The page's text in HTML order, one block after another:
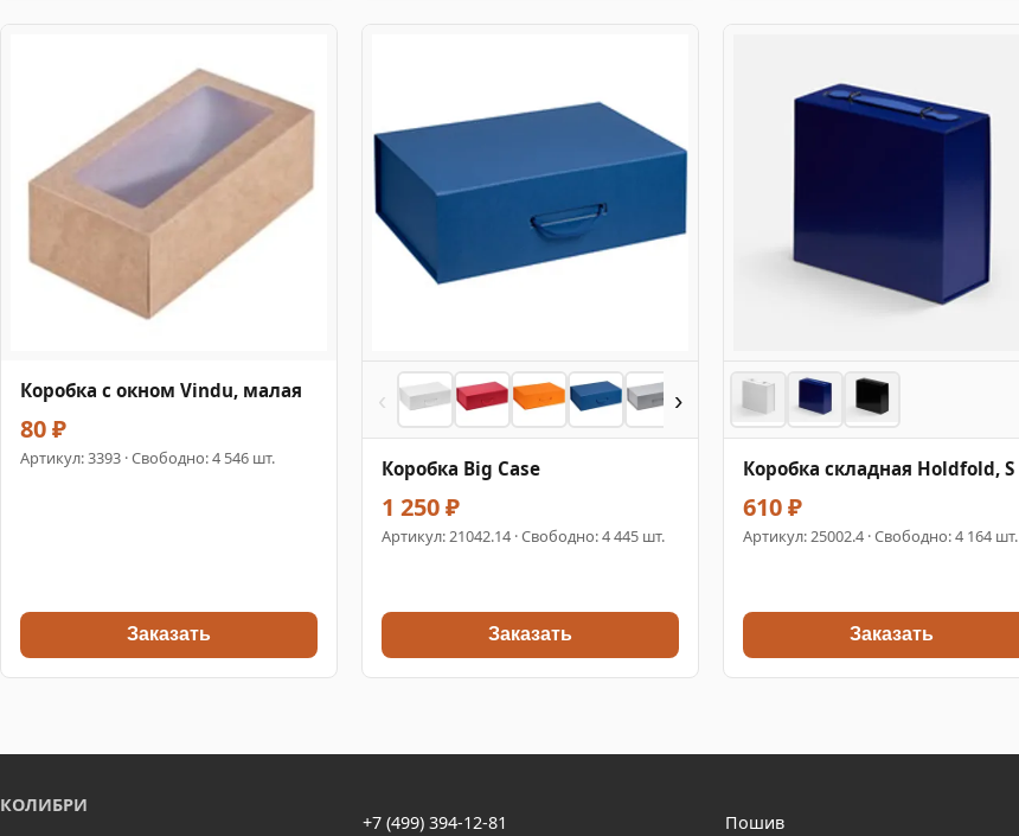
Коробка с окном Vindu, малая
80 ₽
Артикул:3393 · Свободно: 4 546 шт.
Заказать
‹ ›
Коробка Big Case
1 250 ₽
Артикул:21042.14 · Свободно: 4 445 шт.
Заказать
Коробка складная Holdfold, S
610 ₽
Артикул:25002.4 · Свободно: 4 164 шт.
Заказать
КОЛИБРИ
+7 (499) 394-12-81 Пошив